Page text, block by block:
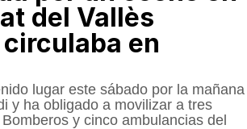
del Vallès
en
lugar este sábado por la mañana
y ha obligado a movilizar a tres
y cinco ambulancias del